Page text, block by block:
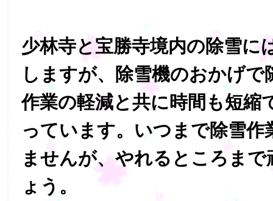
少林寺と宝勝寺境内の除雪に
しますが、除雪機のおかげで
作業の軽減と共に時間も短縮
っています。いつまで除雪作
ませんが、やれるところま
ょう。